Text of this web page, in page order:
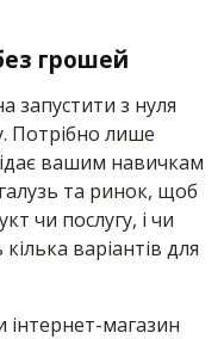
грошей
запустити з нуля
Потрібно лише
вашим навичкам
та ринок, щоб
чи послугу, і чи
варіантів для
магазин